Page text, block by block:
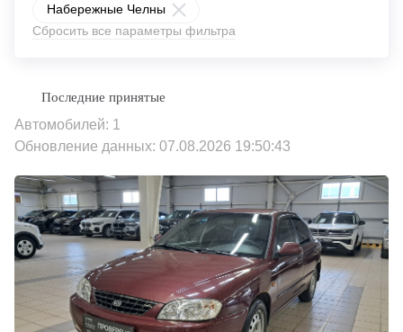
Набережные Челны
Сбросить все параметры фильтра
Автомобилей: 1
Обновление данных: 07.08.2026 19:50:43